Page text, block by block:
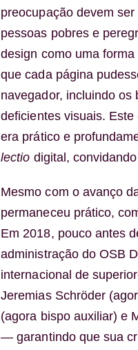
preocupação devem
pessoas pobres e
design como uma
que cada página
navegador, incluindo
deficientes visuais.
era prático e
lectio digital,
Mesmo com o avanço
permaneceu prático,
Em 2018, pouco antes
administração do OSB
internacional de
Jeremias Schröder
(agora bispo auxiliar) e
— garantindo que sua